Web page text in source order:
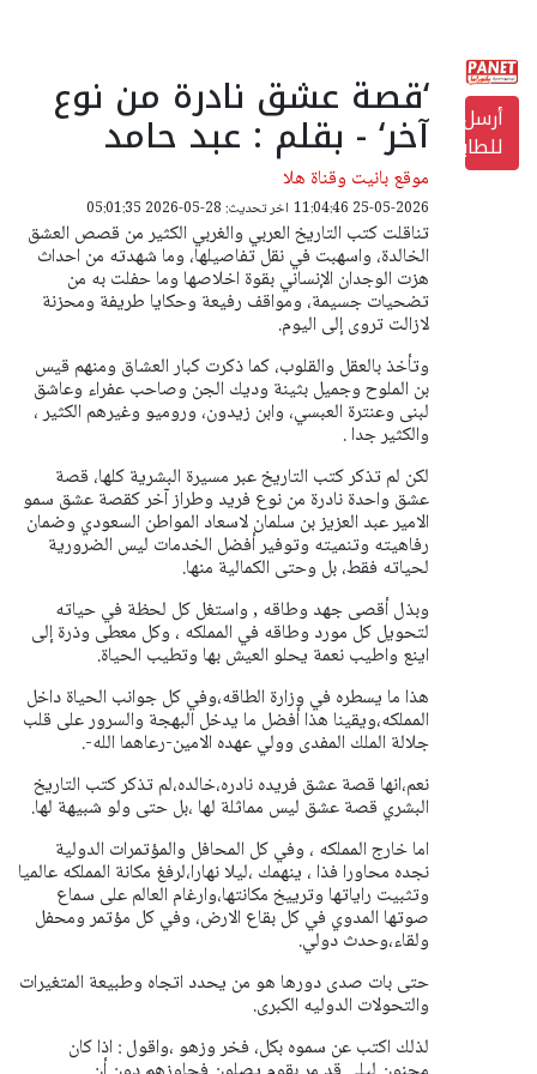
أرسل
للطابعة
‘قصة عشق نادرة من نوع
آخر‘ - بقلم : عبد حامد
موقع بانيت وقناة هلا
25-05-2026 11:04:46 اخر تحديث: 28-05-2026 05:01:35
تناقلت كتب التاريخ العربي والغربي الكثير من قصص العشق
الخالدة، واسهبت في نقل تفاصيلها، وما شهدته من احداث
هزت الوجدان الإنساني بقوة اخلاصها وما حفلت به من
تضحيات جسيمة، ومواقف رفيعة وحكايا طريفة ومحزنة
لازالت تروى إلى اليوم.
وتأخذ بالعقل والقلوب، كما ذكرت كبار العشاق ومنهم قيس
بن الملوح وجميل بثينة وديك الجن وصاحب عفراء وعاشق
لبنى وعنترة العبسي، وابن زيدون، وروميو وغيرهم الكثير ،
والكثير جدا .
لكن لم تذكر كتب التاريخ عبر مسيرة البشرية كلها، قصة
عشق واحدة نادرة من نوع فريد وطراز آخر كقصة عشق سمو
الامير عبد العزيز بن سلمان لاسعاد المواطن السعودي وضمان
رفاهيته وتنميته وتوفير أفضل الخدمات ليس الضرورية
لحياته فقط، بل وحتى الكمالية منها.
وبذل أقصى جهد وطاقه , واستغل كل لحظة في حياته
لتحويل كل مورد وطاقه في المملكه ، وكل معطى وذرة إلى
اينع واطيب نعمة يحلو العيش بها وتطيب الحياة.
هذا ما يسطره في وزارة الطاقه،وفي كل جوانب الحياة داخل
المملكه،ويقينا هذا أفضل ما يدخل البهجة والسرور على قلب
جلالة الملك المفدى وولي عهده الامين-رعاهما الله-.
نعم،انها قصة عشق فريده نادره،خالده،لم تذكر كتب التاريخ
البشري قصة عشق ليس مماثلة لها ،بل حتى ولو شبيهة لها.
اما خارج المملكه ، وفي كل المحافل والمؤتمرات الدولية
نجده محاورا فذا ، ينهمك ،ليلا نهارا،لرفغ مكانة المملكه عالميا
وتثبيت راياتها وترييخ مكانتها،وارغام العالم على سماع
صوتها المدوي في كل بقاع الارض، وفي كل مؤتمر ومحفل
ولقاء،وحدث دولي.
حتى بات صدى دورها هو من يحدد اتجاه وطبيعة المتغيرات
والتحولات الدوليه الكبرى.
لذلك اكتب عن سموه بكل، فخر وزهو ،واقول : اذا كان